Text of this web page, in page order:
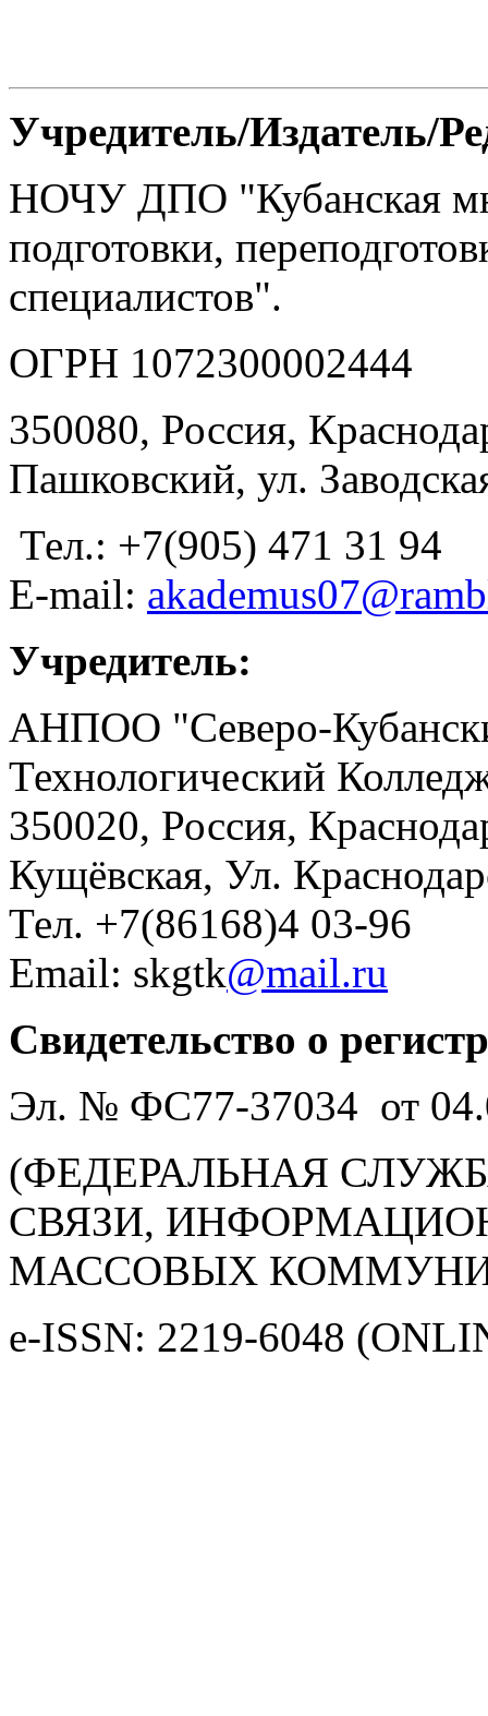
Учредитель/Издатель/
НОЧУ ДПО "Кубанская
подготовки,
специалистов".
ОГРН 1072300002444
350080, Россия,
Пашковский, ул.
Тел.: +7(905) 471 31 94
E-mail:
Учредитель:
АНПОО "Северо-
Технологический
350020, Россия,
Кущёвская, Ул.
Тел. +7(86168)4 03-96
Email: skgtk@mail.ru
Свидетельство о
Эл. № ФС77-37034 от
(ФЕДЕРАЛЬНАЯ
СВЯЗИ,
МАССОВЫХ
e-ISSN: 2219-6048